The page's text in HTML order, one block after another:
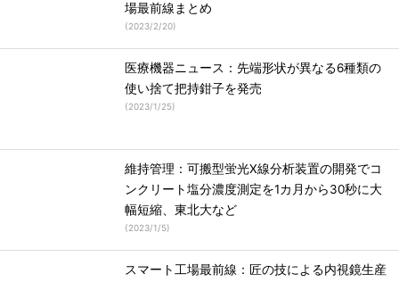
場最前線まとめ
(2023/2/20)
医療機器ニュース：先端形状が異なる6種類の
使い捨て把持鉗子を発売
(2023/1/25)
維持管理：可搬型蛍光X線分析装置の開発でコ
ンクリート塩分濃度測定を1カ月から30秒に大
幅短縮、東北大など
(2023/1/5)
スマート工場最前線：匠の技による内視鏡生産